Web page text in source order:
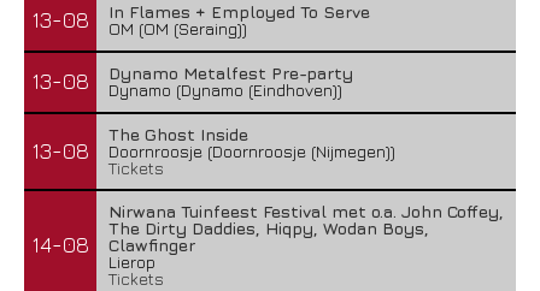
13-08
In Flames + Employed To Serve
OM (OM (Seraing))
13-08
Dynamo Metalfest Pre-party
Dynamo (Dynamo (Eindhoven))
13-08
The Ghost Inside
Doornroosje (Doornroosje (Nijmegen))
Tickets
14-08
Nirwana Tuinfeest Festival met o.a. John Coffey,
The Dirty Daddies, Hiqpy, Wodan Boys,
Clawfinger
Lierop
Tickets